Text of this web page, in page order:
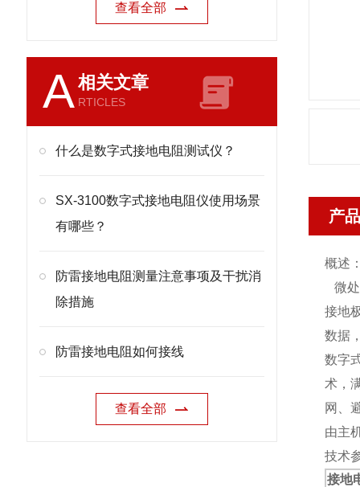
查看全部
A相关文章
RTICLES
什么是数字式接地电阻测试仪？
SX-3100数字式接地电阻仪使用场景
有哪些？
防雷接地电阻测量注意事项及干扰消
除措施
防雷接地电阻如何接线
查看全部
产
概述
微处
接地
数据
数字
术，
网、
由主
技术
接地